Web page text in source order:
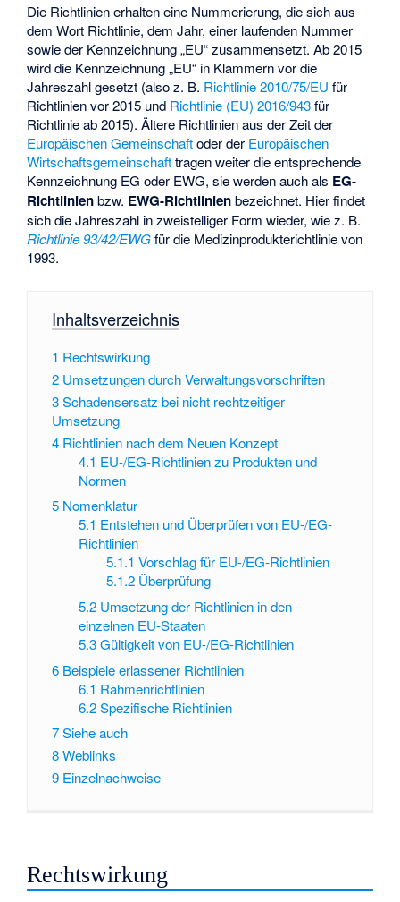
Die Richtlinien erhalten eine Nummerierung, die sich aus
dem Wort Richtlinie, dem Jahr, einer laufenden Nummer
sowie der Kennzeichnung „EU“ zusammensetzt. Ab 2015
wird die Kennzeichnung „EU“ in Klammern vor die
Jahreszahl gesetzt (also z. B. Richtlinie 2010/75/EU für
Richtlinien vor 2015 und Richtlinie (EU) 2016/943für
Richtlinie ab 2015). Ältere Richtlinien aus der Zeit der
Europäischen Gemeinschaftoder der Europäischen
Wirtschaftsgemeinschafttragen weiter die entsprechende
Kennzeichnung EG oder EWG, sie werden auch als EG-
Richtlinienbzw. EWG-Richtlinienbezeichnet. Hier findet
sich die Jahreszahl in zweistelliger Form wieder, wie z. B.
Richtlinie 93/42/EWGfür die Medizinprodukterichtlinie von
1993.
Inhaltsverzeichnis
1 Rechtswirkung
2 Umsetzungen durch Verwaltungsvorschriften
3Schadensersatz bei nicht rechtzeitiger
Umsetzung
4 Richtlinien nach dem Neuen Konzept
4.1 EU-/EG-Richtlinien zu Produkten und
Normen
5 Nomenklatur
5.1 Entstehen und Überprüfen von EU-/EG-
Richtlinien
5.1.1 Vorschlag für EU-/EG-Richtlinien
5.1.2 Überprüfung
5.2 Umsetzung der Richtlinien in den
einzelnen EU-Staaten
5.3 Gültigkeit von EU-/EG-Richtlinien
6 Beispiele erlassener Richtlinien
6.1 Rahmenrichtlinien
6.2 Spezifische Richtlinien
7Siehe auch
8Weblinks
9 Einzelnachweise
Rechtswirkung